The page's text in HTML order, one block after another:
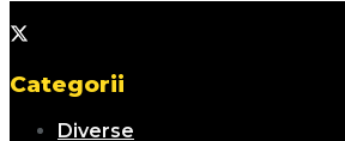
Categorii
Diverse